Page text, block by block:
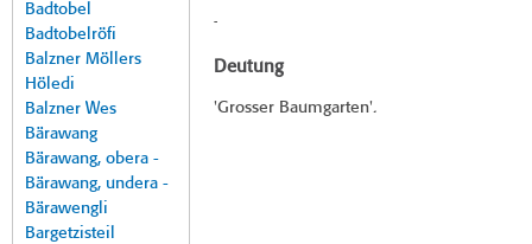
Badtobel
Badtobelröfi
Balzner Möllers
Höledi
Balzner Wes
Bärawang
Bärawang, obera -
Bärawang, undera -
Bärawengli
Bargetzisteil
-
Deutung
'Grosser Baumgarten'.